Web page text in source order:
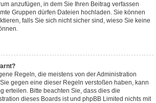
anzufügen, in dem Sie Ihren Beitrag verfassen
Gruppen dürfen Dateien hochladen. Sie können
falls Sie sich nicht sicher sind, wieso Sie keine
Regeln, die meistens von der Administration
gegen eine dieser Regeln verstoßen haben, kann
erteilen. Bitte beachten Sie, dass dies die
dieses Boards ist und phpBB Limited nichts mit